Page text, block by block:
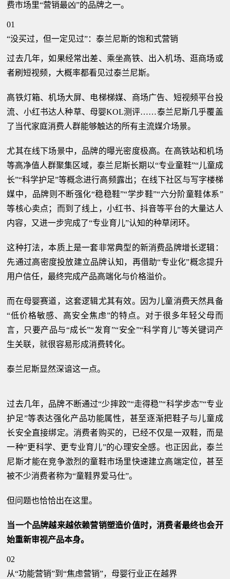
费市场里“营销最凶”的品牌之一。
01
“没买过，但一定见过”：泰兰尼斯的饱和式营销
过去几年，如果经常出差、乘坐高铁、出入机场、逛商场或
者刷短视频，大概率都看见过泰兰尼斯。
高铁灯箱、机场大屏、电梯梯媒、商场广告、短视频平台投
流、小红书达人种草、母婴KOL测评……泰兰尼斯几乎覆盖
了当代家庭消费人群能够触达的所有主流媒介场景。
尤其在线下场景中，品牌的曝光密度极高。在高铁站和机场
等高净值人群聚集区域，泰兰尼斯长期以“专业童鞋”“儿童成
长”“科学护足”等概念进行高频露出；在线下社区与写字楼梯
媒中，品牌则不断强化“稳稳鞋”“学步鞋”“六分阶童鞋体系”
等核心卖点；而到了线上，小红书、抖音等平台的大量达人
内容，又进一步完成了“专业育儿”认知的种草闭环。
这种打法，本质上是一套非常典型的新消费品牌增长逻辑：
先通过高密度投放建立品牌认知，再借助“专业化”概念提升
用户信任，最终完成产品高端化与价格溢价。
而在母婴赛道，这套逻辑尤其有效。因为儿童消费天然具备
“低价格敏感、高安全焦虑”的特点。对于很多年轻父母而
言，只要产品与“成长”“发育”“安全”“科学育儿”等关键词产
生关联，就很容易形成消费转化。
泰兰尼斯显然深谙这一点。
过去几年，品牌不断通过“少摔跤”“走得稳”“科学步态”“专业
护足”等表达强化产品功能属性，甚至逐渐把鞋子与儿童成
长安全直接绑定。消费者购买的，已经不仅是一双鞋，而是
一种“更科学、更专业育儿”的心理安全感。也正因此，泰兰
尼斯才能在竞争激烈的童鞋市场里快速建立高端定位，甚至
被不少消费者称为“童鞋界爱马仕”。
但问题也恰恰出在这里。
当一个品牌越来越依赖营销塑造价值时，消费者最终也会开
始重新审视产品本身。
02
从“功能营销”到“焦虑营销”，母婴行业正在越界